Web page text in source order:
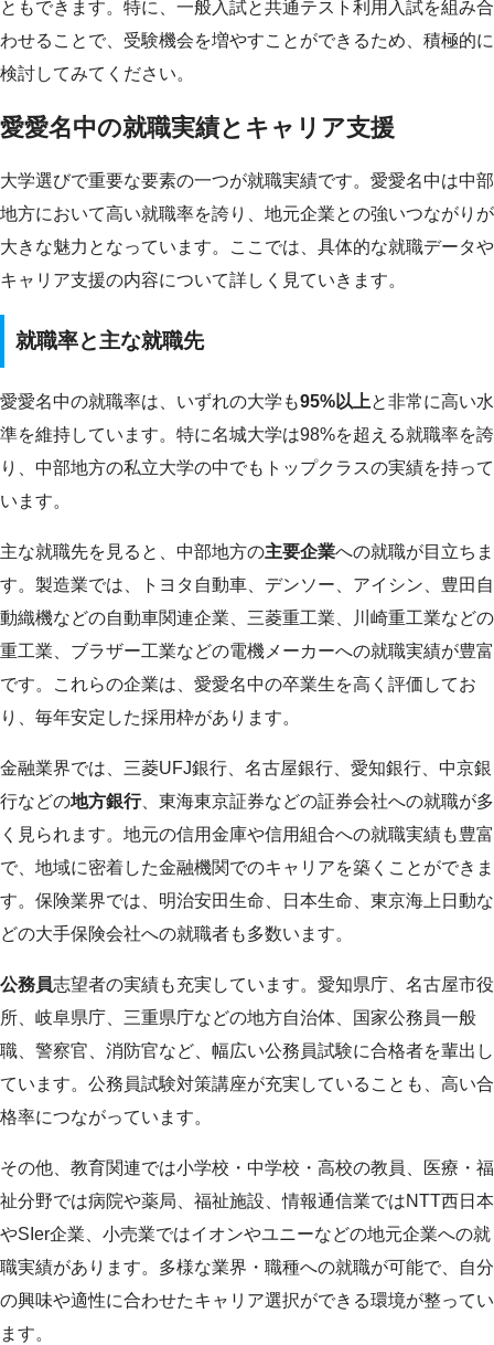
ともできます。特に、一般入試と共通テスト利用入試を組み合
わせることで、受験機会を増やすことができるため、積極的に
検討してみてください。
愛愛名中の就職実績とキャリア支援
大学選びで重要な要素の一つが就職実績です。愛愛名中は中部
地方において高い就職率を誇り、地元企業との強いつながりが
大きな魅力となっています。ここでは、具体的な就職データや
キャリア支援の内容について詳しく見ていきます。
就職率と主な就職先
愛愛名中の就職率は、いずれの大学も95%以上と非常に高い水
準を維持しています。特に名城大学は98%を超える就職率を誇
り、中部地方の私立大学の中でもトップクラスの実績を持って
います。
主な就職先を見ると、中部地方の主要企業への就職が目立ちま
す。製造業では、トヨタ自動車、デンソー、アイシン、豊田自
動織機などの自動車関連企業、三菱重工業、川崎重工業などの
重工業、ブラザー工業などの電機メーカーへの就職実績が豊富
です。これらの企業は、愛愛名中の卒業生を高く評価してお
り、毎年安定した採用枠があります。
金融業界では、三菱UFJ銀行、名古屋銀行、愛知銀行、中京銀
行などの地方銀行、東海東京証券などの証券会社への就職が多
く見られます。地元の信用金庫や信用組合への就職実績も豊富
で、地域に密着した金融機関でのキャリアを築くことができま
す。保険業界では、明治安田生命、日本生命、東京海上日動な
どの大手保険会社への就職者も多数います。
公務員志望者の実績も充実しています。愛知県庁、名古屋市役
所、岐阜県庁、三重県庁などの地方自治体、国家公務員一般
職、警察官、消防官など、幅広い公務員試験に合格者を輩出し
ています。公務員試験対策講座が充実していることも、高い合
格率につながっています。
その他、教育関連では小学校・中学校・高校の教員、医療・福
祉分野では病院や薬局、福祉施設、情報通信業ではNTT西日本
やSIer企業、小売業ではイオンやユニーなどの地元企業への就
職実績があります。多様な業界・職種への就職が可能で、自分
の興味や適性に合わせたキャリア選択ができる環境が整ってい
ます。